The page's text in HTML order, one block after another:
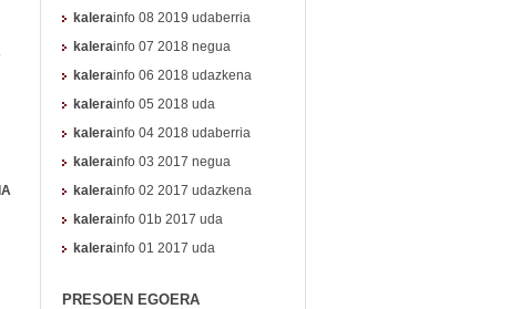
kalerainfo 08 2019 udaberria
kalerainfo 07 2018 negua
kalerainfo 06 2018 udazkena
kalerainfo 05 2018 uda
kalerainfo 04 2018 udaberria
kalerainfo 03 2017 negua
kalerainfo 02 2017 udazkena
kalerainfo 01b 2017 uda
kalerainfo 01 2017 uda
PRESOEN EGOERA